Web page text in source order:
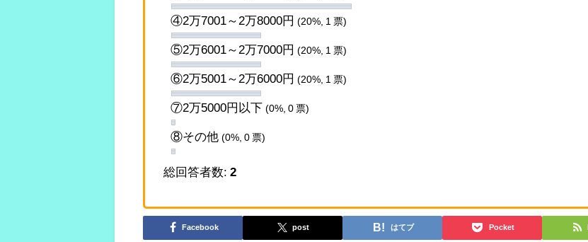
④2万7001～2万8000円 (20%, 1 票)
⑤2万6001～2万7000円 (20%, 1 票)
⑥2万5001～2万6000円 (20%, 1 票)
⑦2万5000円以下 (0%, 0 票)
⑧その他 (0%, 0 票)
総回答者数: 2
Facebook post はてブ Pocket